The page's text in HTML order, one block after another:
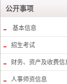
公开事项
基本信息
招生考试
财务、资产及收费信
人事师资信息